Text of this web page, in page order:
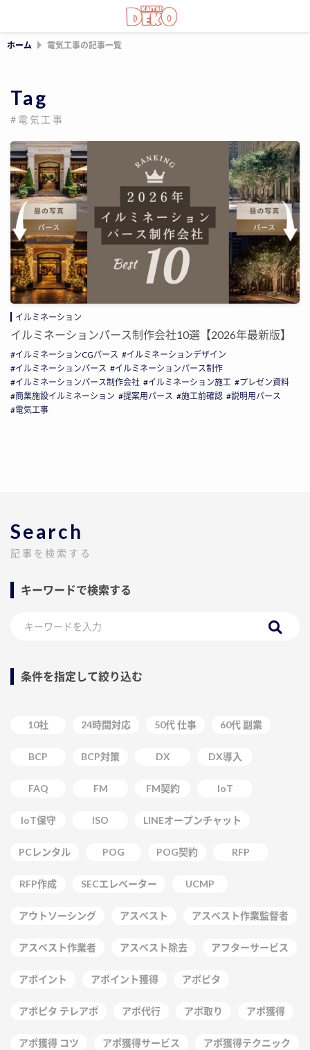
ホーム 電気工事の記事一覧
Tag
#電気工事
イルミネーション
イルミネーションパース制作会社10選【2026年最新版】
イルミネーションCGパース
イルミネーションデザイン
イルミネーションパース
イルミネーションパース制作
イルミネーションパース制作会社
イルミネーション施工
プレゼン資料
商業施設イルミネーション
提案用パース 施工前確認
説明用パース
電気工事
Search
記事を検索する
キーワードで検索する
条件を指定して絞り込む
10社 24時間対応 50代 仕事 60代 副業
BCP BCP対策 DX DX導入
FAQ FM FM契約 IoT
IoT保守 ISO LINEオープンチャット
PCレンタル POG POG契約 RFP
RFP作成 SECエレベーター UCMP
アウトソーシング アスベスト アスベスト作業監督者
アスベスト作業者 アスベスト除去 アフターサービス
アポイント アポイント獲得 アポピタ
アポピタ テレアポ アポ代行 アポ取り アポ獲得
アポ獲得 コツ アポ獲得サービス アポ獲得テクニック